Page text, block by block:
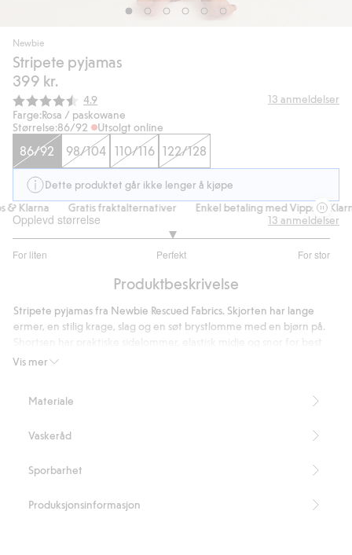
Newbie
Stripete pyjamas
399 kr.
Gjennomsnittskarakter:
4.9 13 anmeldelser
Farge:Rosa / paskowane
Størrelse:86/92 Utsolgt online
86/92 98/104 110/116 122/128
Dette produktet går ikke lenger å kjøpe
Klarna
Gratis fraktalternativer Enkel betaling med Vipps & Klarna
Opplevd størrelse
For liten Perfekt For stor
av
11
stemmer
13 anmeldelser
Produktbeskrivelse
Vis mer
Stripete pyjamas fra Newbie Rescued Fabrics. Skjorten har lange
ermer, en stilig krage, slag og en søt brystlomme med en bjørn på.
mulig passform.
Artikkelnummer
Materiale
Vaskeråd
Sporbarhet
Produksjonsinformasjon